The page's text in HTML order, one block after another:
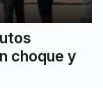
choque y